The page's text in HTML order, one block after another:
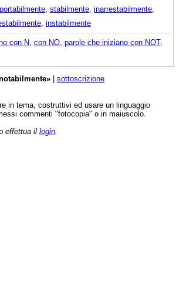
stabilmente inarrestabilmente
instabilmente
con N con NO parole che iniziano con NOT,
| sottoscrizione
in tema, costruttivi ed usare un linguaggio
commenti "fotocopia" o in maiuscolo.
effettua il login